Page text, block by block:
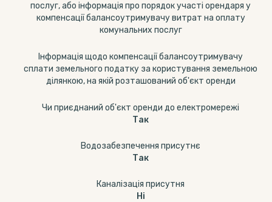
послуг, або інформація про порядок участі орендаря у
компенсації балансоутримувачу витрат на оплату
комунальних послуг
Інформація щодо компенсації балансоутримувачу
сплати земельного податку за користування земельною
ділянкою, на якій розташований об'єкт оренди
Чи приєднаний об'єкт оренди до електромережі
Так
Водозабезпечення присутнє
Так
Каналізація присутня
Ні